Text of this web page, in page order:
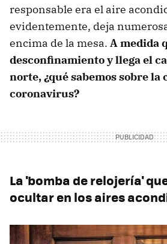
responsable era el aire
evidentemente, deja
encima de la mesa. A medida
desconfinamiento y llega el
norte, ¿qué sabemos sobre
coronavirus?
La 'bomba de relojería'
ocultar en los aires